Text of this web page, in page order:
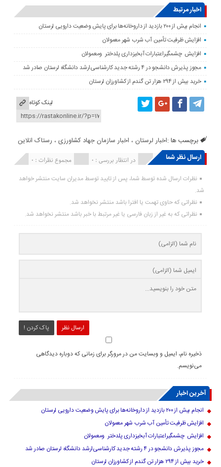
اخبار مرتبط
انجام بیش از ۲۰۰ بازدید از داروخانه‌ها برای پایش وضعیت دارویی لرستان
افزایش ظرفیت تأمین آب شرب شهر معمولان
افزایش چشمگیراعتبارات آبخیزداری پلدختر ومعمولان
مجوز پذیرش دانشجو در ۴ رشته جدید کارشناسی‌ارشد دانشگاه لرستان صادر شد
خرید بیش از ۲۹۴ هزار تن گندم از کشاورزان لرستان
لینک کوتاه
برچسب ها :اخبار لرستان ، اخبار سازمان جهاد کشاورزی ، رستاک انلاین
ارسال نظر شما
مجموع نظرات : 0 در انتظار بررسی : 0 انتشار یافته : ۰
نظرات ارسال شده توسط شما، پس از تایید توسط مدیران سایت منتشر خواهد
شد.
نظراتی که حاوی تهمت یا افترا باشد منتشر نخواهد شد.
نظراتی که به غیر از زبان فارسی یا غیر مرتبط با خبر باشد منتشر نخواهد شد.
ارسال نظر پاک کردن !
ذخیره نام، ایمیل و وبسایت من در مرورگر برای زمانی که دوباره دیدگاهی
می‌نویسم.
آخرین اخبار
انجام بیش از ۲۰۰ بازدید از داروخانه‌ها برای پایش وضعیت دارویی لرستان
افزایش ظرفیت تأمین آب شرب شهر معمولان
افزایش چشمگیراعتبارات آبخیزداری پلدختر ومعمولان
مجوز پذیرش دانشجو در ۴ رشته جدید کارشناسی‌ارشد دانشگاه لرستان صادر شد
خرید بیش از ۲۹۴ هزار تن گندم از کشاورزان لرستان